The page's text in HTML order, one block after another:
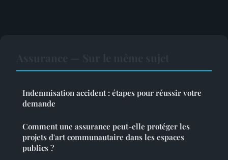
Indemnisation accident : étapes pour réussir votre
demande
Comment une assurance peut-elle protéger les
projets d'art communautaire dans les espaces
publics ?